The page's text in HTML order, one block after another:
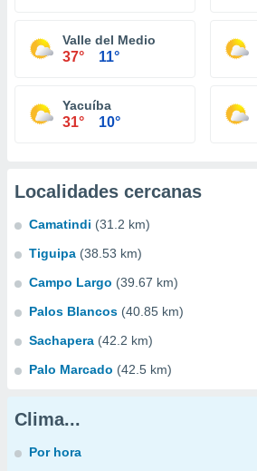
Valle del Medio
37° 11°
Yacuíba
31° 10°
Localidades cercanas
Camatindi (31.2 km)
Tiguipa (38.53 km)
Campo Largo (39.67 km)
Palos Blancos (40.85 km)
Sachapera (42.2 km)
Palo Marcado (42.5 km)
Clima...
Por hora